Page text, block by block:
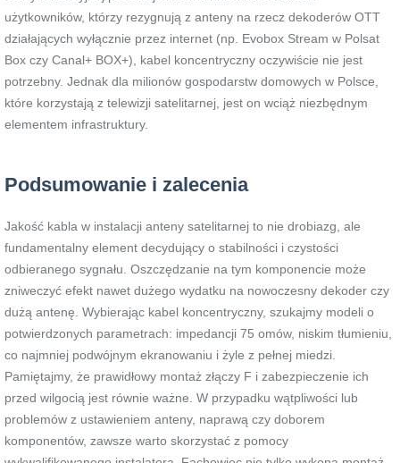
użytkowników, którzy rezygnują z anteny na rzecz dekoderów OTT
działających wyłącznie przez internet (np. Evobox Stream w Polsat
Box czy Canal+ BOX+), kabel koncentryczny oczywiście nie jest
potrzebny. Jednak dla milionów gospodarstw domowych w Polsce,
które korzystają z telewizji satelitarnej, jest on wciąż niezbędnym
elementem infrastruktury.
Podsumowanie i zalecenia
Jakość kabla w instalacji anteny satelitarnej to nie drobiazg, ale
fundamentalny element decydujący o stabilności i czystości
odbieranego sygnału. Oszczędzanie na tym komponencie może
zniweczyć efekt nawet dużego wydatku na nowoczesny dekoder czy
dużą antenę. Wybierając kabel koncentryczny, szukajmy modeli o
potwierdzonych parametrach: impedancji 75 omów, niskim tłumieniu,
co najmniej podwójnym ekranowaniu i żyle z pełnej miedzi.
Pamiętajmy, że prawidłowy montaż złączy F i zabezpieczenie ich
przed wilgocią jest równie ważne. W przypadku wątpliwości lub
problemów z ustawieniem anteny, naprawą czy doborem
komponentów, zawsze warto skorzystać z pomocy